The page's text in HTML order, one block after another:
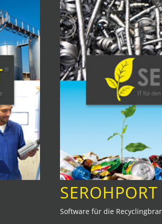
SEROHPORT
Software für die